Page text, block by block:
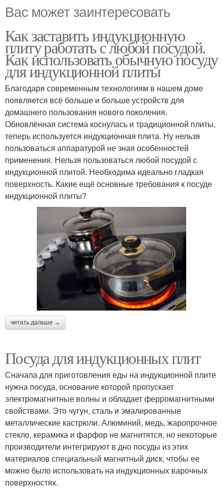
Вас может заинтересовать
Как заставить индукционную
плиту работать с любой посудой.
Как использовать обычную посуду
для индукционной плиты
Благодаря современным технологиям в нашем доме
появляется всё больше и больше устройств для
домашнего пользования нового поколения.
Обновлённая система коснулась и традиционной плиты,
теперь используется индукционная плита. Ну нельзя
пользоваться аппаратурой не зная особенностей
применения. Нельзя пользоваться любой посудой с
индукционной плитой. Необходима идеально гладкая
поверхность. Какие ещё основные требования к посуде
индукционной плиты?
читать дальше →
Посуда для индукционных плит
Сначала для приготовления еды на индукционной плите
нужна посуда, основание которой пропускает
электромагнитные волны и обладает ферромагнитными
свойствами. Это чугун, сталь и эмалированные
металлические кастрюли. Алюминий, медь, жаропрочное
стекло, керамика и фарфор не магнитятся, но некоторые
производители интегрируют в дно посуды из этих
материалов специальный магнитный диск, чтобы ее
можно было использовать на индукционных варочных
поверхностях.